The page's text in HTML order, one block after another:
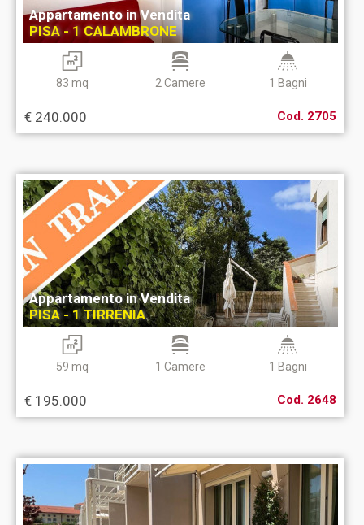
Appartamento in Vendita
PISA - 1 CALAMBRONE
83 mq 2 Camere 1 Bagni
€ 240.000 Cod. 2705
Appartamento in Vendita
PISA - 1 TIRRENIA
59 mq 1 Camere 1 Bagni
€ 195.000 Cod. 2648